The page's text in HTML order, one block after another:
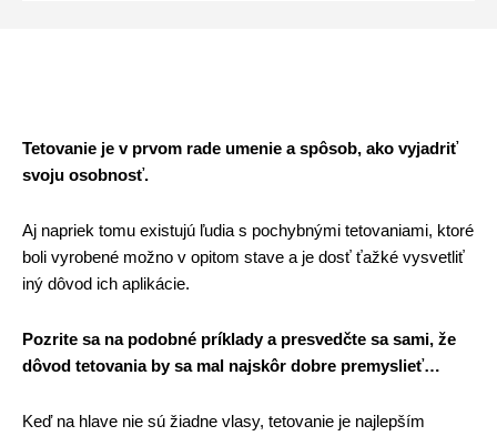
Tetovanie je v prvom rade umenie a spôsob, ako vyjadriť
svoju osobnosť.
Aj napriek tomu existujú ľudia s pochybnými tetovaniami, ktoré
boli vyrobené možno v opitom stave a je dosť ťažké vysvetliť
iný dôvod ich aplikácie.
Pozrite sa na podobné príklady a presvedčte sa sami, že
dôvod tetovania by sa mal najskôr dobre premyslieť…
Keď na hlave nie sú žiadne vlasy, tetovanie je najlepším